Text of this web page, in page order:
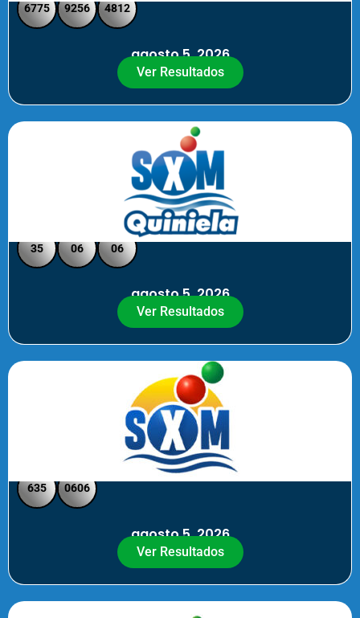
6775 9256 4812
agosto 5, 2026
Ver Resultados
Quiniela SXM - Noche
35 06 06
agosto 5, 2026
Ver Resultados
SXM Noche - Pick 3 Pick 4
635 0606
agosto 5, 2026
Ver Resultados